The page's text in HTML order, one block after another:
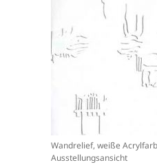
Wandrelief, weiße
Ausstellungsansicht